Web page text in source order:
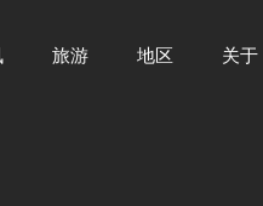
旅游 地区 关于